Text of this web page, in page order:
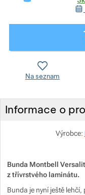
Na seznam
Informace o
Výrobce:
Bunda Montbell
z třívrstvého laminátu.
Bunda je nyní ještě
Zobrazit více
Zobrazit více
Zobrazit více
Zobrazit více
Zobrazit více
Zobrazit více
Zobrazit více
Zobrazit více